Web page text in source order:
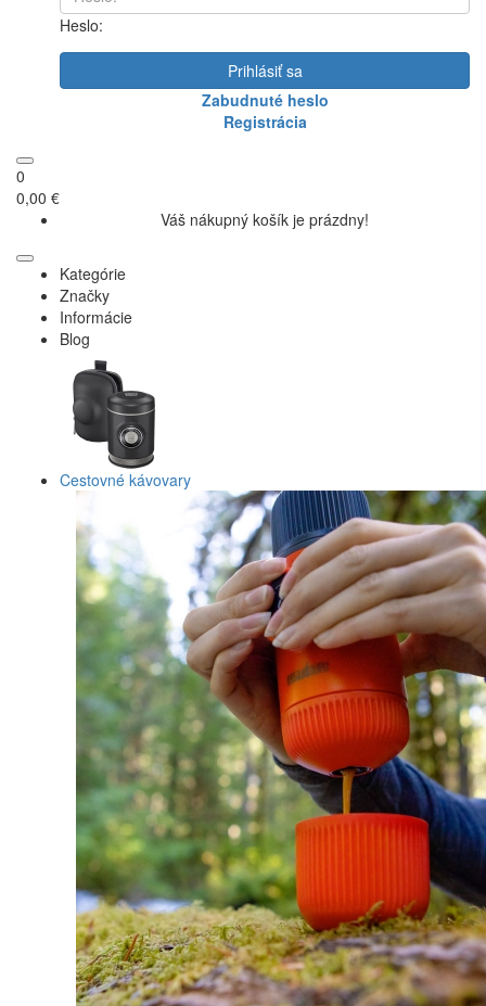
Heslo:
Prihlásiť sa
Zabudnuté heslo
Registrácia
0
0,00 €
Váš nákupný košík je prázdny!
Kategórie
Značky
Informácie
Blog
Cestovné kávovary